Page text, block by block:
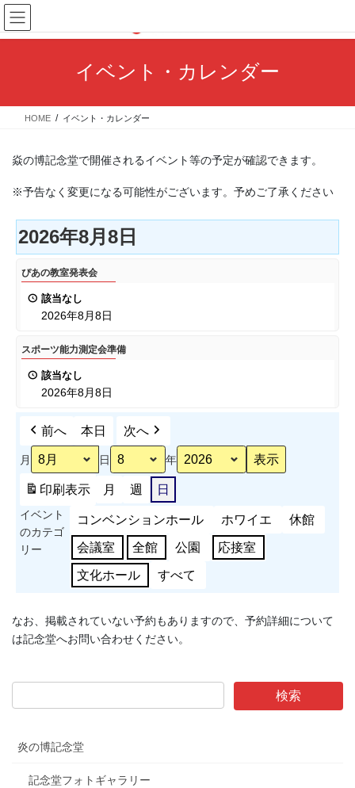
コ
ン
テ
ス
ナ
ビ
ゲ
ン
イベント・カレンダー
HOME イベント・カレンダー
焱の博記念堂で開催されるイベント等の予定が確認できます。
※予告なく変更になる可能性がございます。予めご了承ください
2026年8月8日
ぴ
あ
発
ぴあの教室発表会
該当なし
2026年8月8日
ス
ポ
定
備
スポーツ能力測定会準備
該当なし
2026年8月8日
前へ 本日 次へ
月 日 年
印刷表示 月 週 日
イベント
のカテゴ
リー
コンベンションホール ホワイエ 休館
会議室 全館 公園 応接室
文化ホール すべて
なお、掲載されていない予約もありますので、予約詳細について
は記念堂へお問い合わせください。
炎の博記念堂
記念堂フォトギャラリー